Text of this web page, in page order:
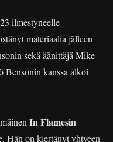
ilmestyneelle
materiaalia jälleen
sekä äänittäjä Mike
Bensonin kanssa alkoi
In Flamesin
Hän on kiertänyt yhtyeen